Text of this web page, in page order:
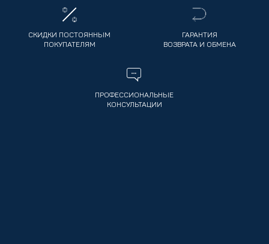
СКИДКИ ПОСТОЯННЫМ
ПОКУПАТЕЛЯМ
ГАРАНТИЯ
ВОЗВРАТА И ОБМЕНА
ПРОФЕССИОНАЛЬНЫЕ
КОНСУЛЬТАЦИИ